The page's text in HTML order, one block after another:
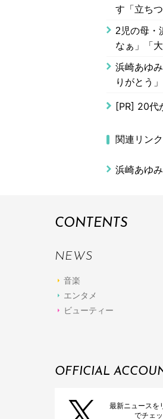
す「立ち
2児の母・
なぁ」「
浜崎あゆ
りがとう」
[PR] 20代
関連リンク
浜崎あゆ
CONTENTS
NEWS
音楽
エンタメ
ビューティー
OFFICIAL
最新ニュースを
でチェッ